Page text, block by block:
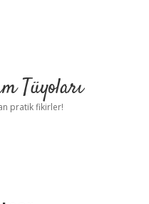
Tüyoları
pratik fikirler!